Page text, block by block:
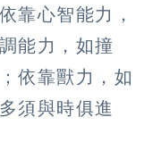
靠心智能力，
能力，如撞
依靠獸力，如
須與時俱進